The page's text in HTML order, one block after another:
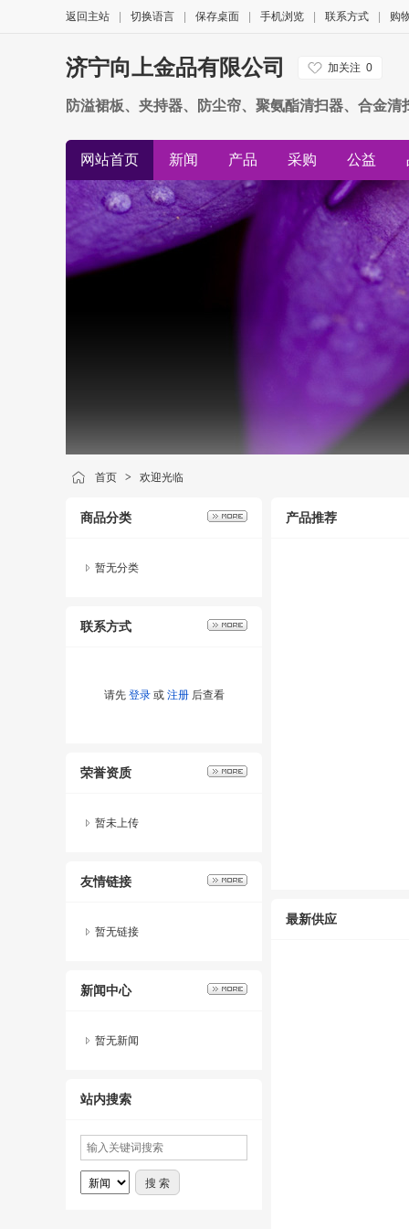
返回主站 切换语言 保存桌面 手机浏览 联系方式 购
济宁向上金品有限公司 加关注 0
防溢裙板、夹持器、防尘帘、聚氨酯清扫器、合金
网站首页 新闻 产品 采购 公益
首页 > 欢迎光临
商品分类
暂无分类
联系方式
请先 登录或 注册后查看
荣誉资质
暂未上传
友情链接
暂无链接
新闻中心
暂无新闻
站内搜索
产品推荐
最新供应